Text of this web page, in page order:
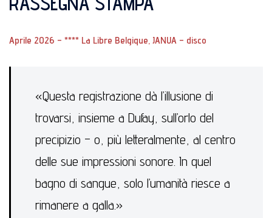
Aprile 2026 – **** La Libre Belgique, JANUA – disco
«Questa registrazione dà l’illusione di
trovarsi, insieme a Dufay, sull’orlo del
precipizio – o, più letteralmente, al centro
delle sue impressioni sonore. In quel
bagno di sangue, solo l’umanità riesce a
rimanere a galla.»